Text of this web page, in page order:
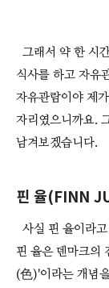
그래서 약 한 시
식사를 하고 자유
자유관람이야 제
자리였으니까요.
남겨보겠습니다.
핀 율(FINN
사실 핀 율이라
핀 율은 덴마크의
(色)'이라는 개념